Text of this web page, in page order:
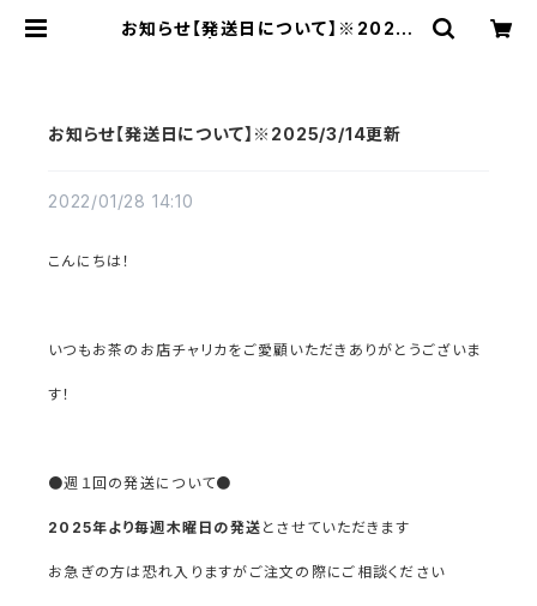
お知らせ【発送日について】※2025/
お知らせ【発送日について】※2025/3/14更新
2022/01/28 14:10
こんにちは！
いつもお茶のお店チャリカをご愛顧いただきありがとうございま
す！
●週１回の発送について●
2025年より毎週木曜日 の発送 とさせていただきます
お急ぎの方は恐れ入りますがご注文の際にご相談ください